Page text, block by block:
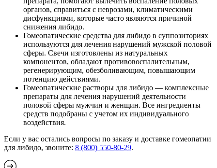
органов, справиться с неврозами, климатическими
дисфункциями, которые часто являются причиной
снижения либидо.
Гомеопатические средства для либидо в суппозиториях
используются для лечения нарушений мужской половой
сферы. Свечи изготовлены из натуральных
компонентов, обладают противовоспалительным,
регенерирующим, обезболивающим, повышающим
потенцию действиями.
Гомеопатические растворы для либидо — комплексные
препараты для лечения нарушений деятельности
половой сферы мужчин и женщин. Все ингредиенты
средств подобраны с учетом их индивидуального
воздействия.
Если у вас остались вопросы по заказу и доставке гомеопатии
для либидо, звоните: 8 (800) 550-80-29.